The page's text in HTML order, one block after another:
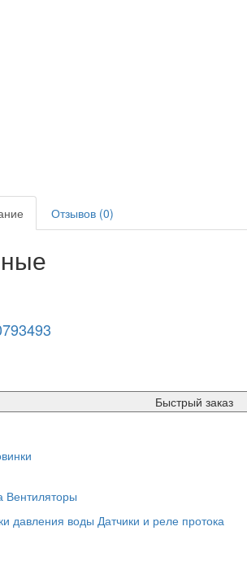
Отзывов (0)
Быстрый заказ
Вентиляторы
давления воды Датчики и реле протока